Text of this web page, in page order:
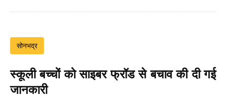
सोनभद्र
स्कूली बच्चों को साइबर फ्रॉड से बचाव की दी गई
जानकारी